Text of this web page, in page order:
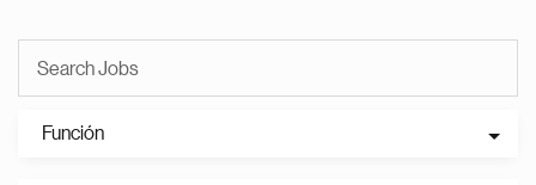
Función